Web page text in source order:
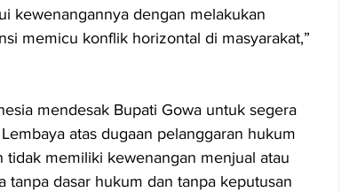
kewenangannya dengan melakukan
memicu konflik horizontal di masyarakat,”
mendesak Bupati Gowa untuk segera
atas dugaan pelanggaran hukum
memiliki kewenangan menjual atau
tanpa dasar hukum dan tanpa keputusan